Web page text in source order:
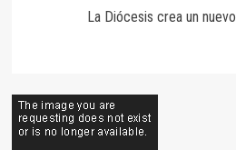
La Diócesis crea un